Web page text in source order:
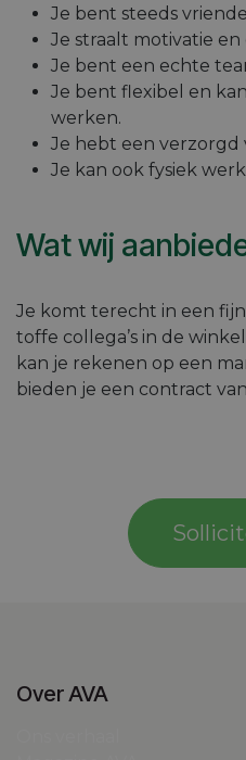
Je bent steeds
Je straalt motivatie
Je bent een echte
Je bent flexibel en
werken.
Je hebt een verzorgd
Je kan ook fysiek werk
Wat wij
Je komt terecht in een
toffe collega’s in de
kan je rekenen op een
bieden je een contract
Over AVA